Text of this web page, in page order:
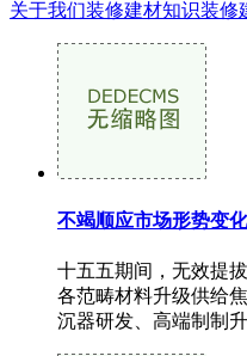
关于我们装修建材知识装修
不竭顺应市场形势变化
十五五期间，无效提
各范畴材料升级供给
沉器研发、高端制制